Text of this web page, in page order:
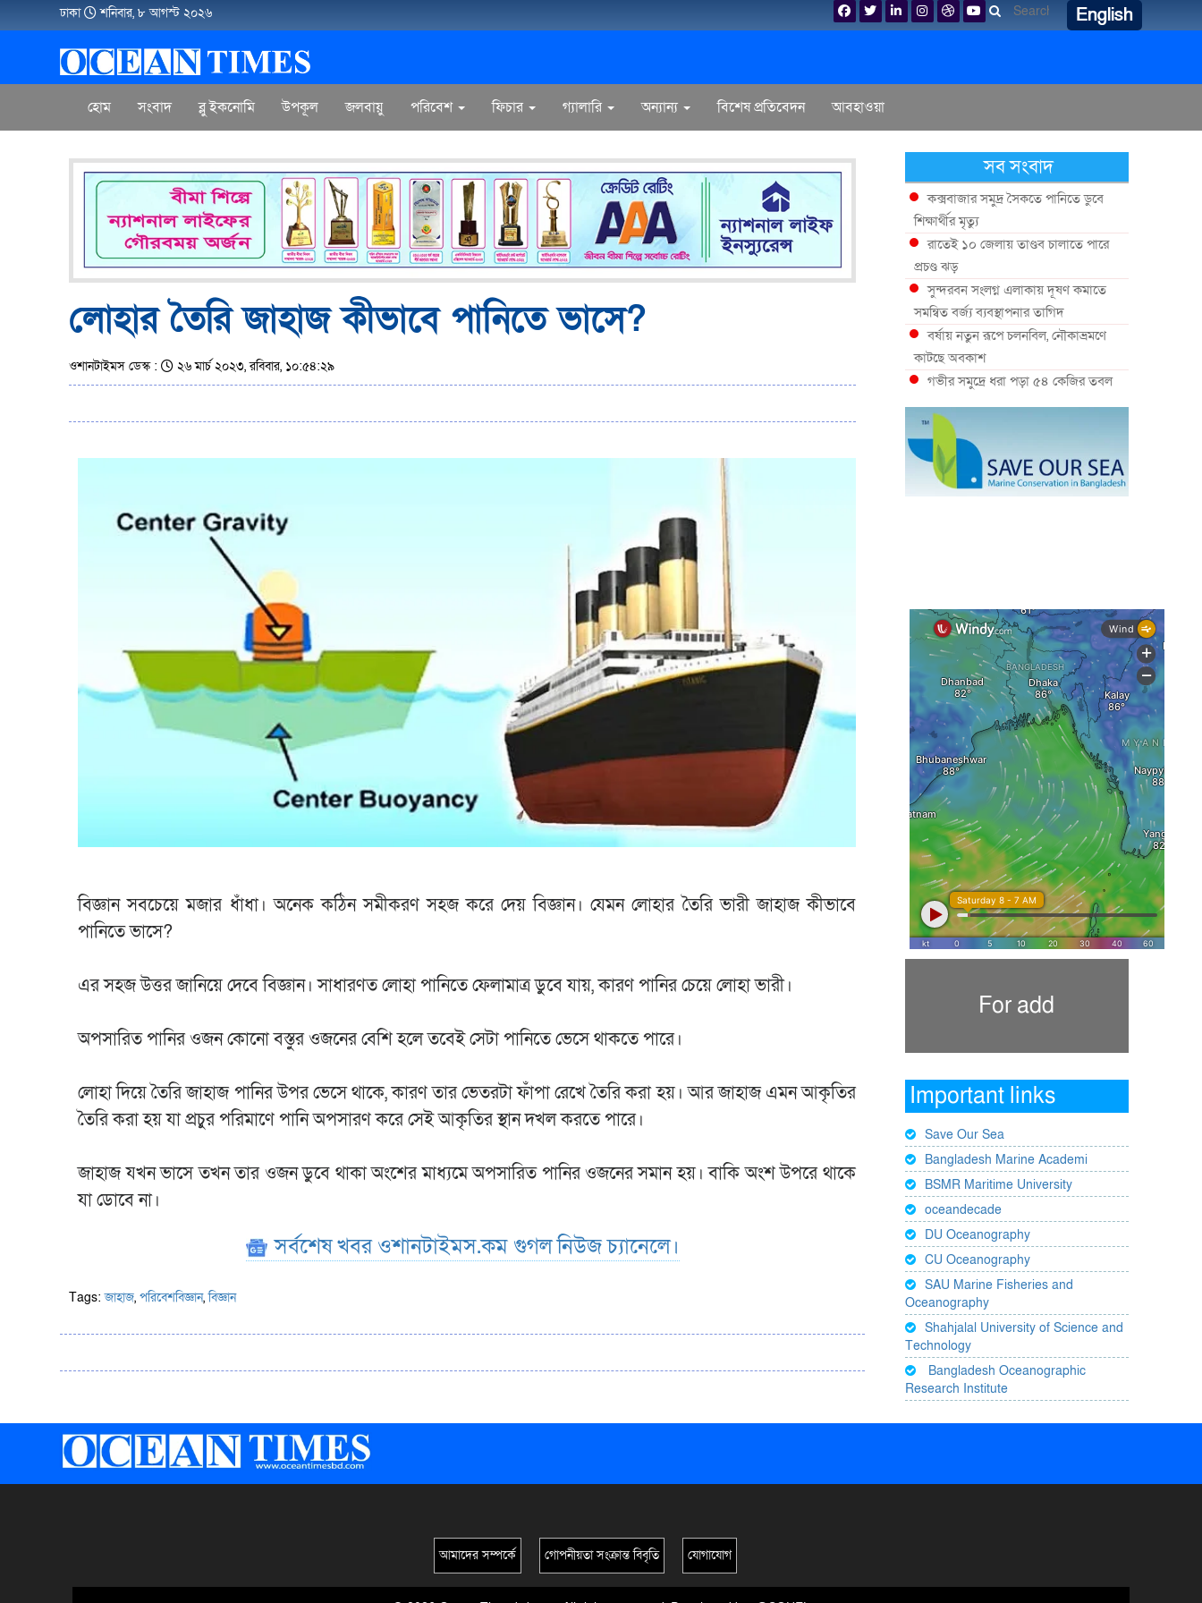
ঢাকা শনিবার, ৮ আগস্ট ২০২৬ English
হোম সংবাদ ব্লু ইকনোমি উপকূল জলবায়ু পরিবেশ ফিচার গ্যালারি অন্যান্য বিশেষ প্রতিবেদন আবহাওয়া
লোহার তৈরি জাহাজ কীভাবে পানিতে ভাসে?
ওশানটাইমস ডেস্ক : ২৬ মার্চ ২০২৩, রবিবার, ১০:৫৪:২৯
বিজ্ঞান সবচেয়ে মজার ধাঁধা। অনেক কঠিন সমীকরণ সহজ করে দেয় বিজ্ঞান। যেমন লোহার তৈরি ভারী জাহাজ কীভাবে
পানিতে ভাসে?
এর সহজ উত্তর জানিয়ে দেবে বিজ্ঞান। সাধারণত লোহা পানিতে ফেলামাত্র ডুবে যায়, কারণ পানির চেয়ে লোহা ভারী।
অপসারিত পানির ওজন কোনো বস্তুর ওজনের বেশি হলে তবেই সেটা পানিতে ভেসে থাকতে পারে।
লোহা দিয়ে তৈরি জাহাজ পানির উপর ভেসে থাকে, কারণ তার ভেতরটা ফাঁপা রেখে তৈরি করা হয়। আর জাহাজ এমন আকৃতির
তৈরি করা হয় যা প্রচুর পরিমাণে পানি অপসারণ করে সেই আকৃতির স্থান দখল করতে পারে।
জাহাজ যখন ভাসে তখন তার ওজন ডুবে থাকা অংশের মাধ্যমে অপসারিত পানির ওজনের সমান হয়। বাকি অংশ উপরে থাকে
যা ডোবে না।
সর্বশেষ খবর ওশানটাইমস.কম গুগল নিউজ চ্যানেলে।
Tags:জাহাজ,পরিবেশবিজ্ঞান,বিজ্ঞান
সব সংবাদ
কক্সবাজার সমুদ্র সৈকতে পানিতে ডুবে
শিক্ষার্থীর মৃত্যু
রাতেই ১০ জেলায় তাণ্ডব চালাতে পারে
প্রচণ্ড ঝড়
সুন্দরবন সংলগ্ন এলাকায় দূষণ কমাতে
সমন্বিত বর্জ্য ব্যবস্থাপনার তাগিদ
বর্ষায় নতুন রূপে চলনবিল, নৌকাভ্রমণে
কাটছে অবকাশ
গভীর সমুদ্রে ধরা পড়া ৫৪ কেজির তবল
মাছ
কক্সবাজারে প্যারাসেইলিংয়ে নিরাপত্তা ঝুঁকি,
নেই স্থায়ী পদক্ষেপ
১৩ জেলায় ঝোড়ো হাওয়া-বজ্রবৃষ্টির শঙ্কা,
নদীবন্দরে ১ নম্বর সতর্কসংকেত
একাধিক লঘুচাপের শঙ্কা
For add
Important links
Save Our Sea
Bangladesh Marine Academi
BSMR Maritime University
oceandecade
DU Oceanography
CU Oceanography
SAU Marine Fisheries and
Oceanography
Shahjalal University of Science and
Technology
Bangladesh Oceanographic
Research Institute
আমাদের সম্পর্কে গোপনীয়তা সংক্রান্ত বিবৃতি যোগাযোগ